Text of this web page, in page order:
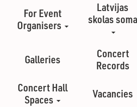
For Event
Organisers
Latvijas
skolas soma
Galleries
Concert
Records
Concert Hall
Spaces
Vacancies